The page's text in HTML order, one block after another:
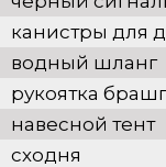
канистры для
водный шланг
рукоятка
навесной тент
сходня